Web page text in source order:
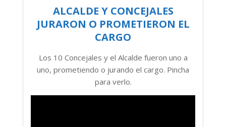
ALCALDE Y CONCEJALES
JURARON O PROMETIERON EL
CARGO
Los 10 Concejales y el Alcalde fueron uno a
uno, prometiendo o jurando el cargo. Pincha
para verlo.